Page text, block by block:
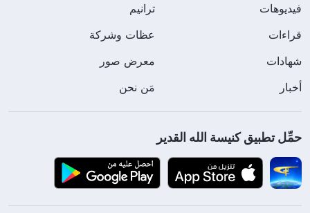
فيديوهات
ترانيم
قراءات
عظات وشركة
شهادات
معرض صور
أخبار
مَن نحن
حمِّل تطبيق كنيسة الله القدير